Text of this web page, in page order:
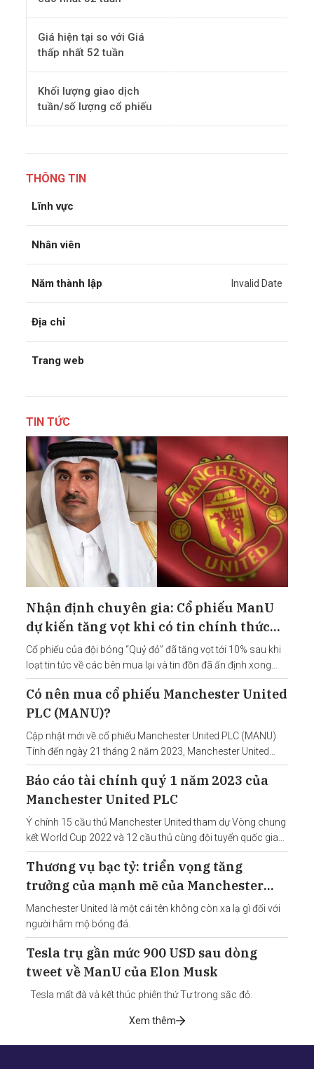
Giá hiện tại so với Giá
thấp nhất 52 tuần
Khối lượng giao dịch
tuần/số lượng cổ phiếu
THÔNG TIN
Lĩnh vực
Nhân viên
Năm thành lập Invalid Date
Địa chỉ
Trang web
TIN TỨC
Nhận định chuyên gia: Cổ phiếu ManU
dự kiến tăng vọt khi có tin chính thức
mua lại thành công
Cổ phiếu của đội bóng “Quỷ đỏ” đã tăng vọt tới 10% sau khi
loạt tin tức về các bên mua lại và tin đồn đã ấn định xong
thương vụ, chỉ chờ chính thức thông cáo.
Có nên mua cổ phiếu Manchester United
PLC (MANU)?
Cập nhật mới về cổ phiếu Manchester United PLC (MANU)
Tính đến ngày 21 tháng 2 năm 2023, Manchester United
PLC có giá trị vốn hóa thị trường là 4,3 tỷ đô la Mỹ, xếp thứ 80
trong số các công ty trong
Báo cáo tài chính quý 1 năm 2023 của
Manchester United PLC
Ý chính 15 cầu thủ Manchester United tham dự Vòng chung
kết World Cup 2022 và 12 cầu thủ cùng đội tuyển quốc gia
vào tứ kết Số hội viên toàn cầu cao kỷ lục, hiện ở mức
330.000 – cao nhất trong làng thể
Thương vụ bạc tỷ: triển vọng tăng
trưởng của mạnh mẽ của Manchester
United
Manchester United là một cái tên không còn xa lạ gì đối với
người hâm mộ bóng đá.
Tesla trụ gần mức 900 USD sau dòng
tweet về ManU của Elon Musk
Tesla mất đà và kết thúc phiên thứ Tư trong sắc đỏ.
Xem thêm